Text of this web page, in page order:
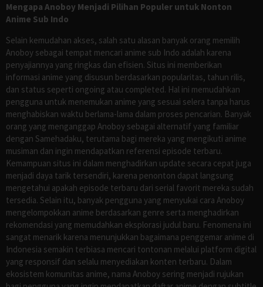
Mengapa Anoboy Menjadi Pilihan Populer untuk Nonton
Anime Sub Indo
Selain kemudahan akses, salah satu alasan banyak orang memilih
Anoboy sebagai tempat mencari anime sub Indo adalah karena
penyajiannya yang ringkas dan efisien. Situs ini memberikan
informasi anime yang disusun berdasarkan popularitas, tahun rilis,
dan status seperti ongoing atau completed. Hal ini memudahkan
pengguna untuk menemukan anime yang sesuai selera tanpa harus
menghabiskan waktu berlama-lama dalam proses pencarian. Banyak
orang yang menganggap Anoboy sebagai alternatif yang familiar
dengan Samehadaku, terutama bagi mereka yang mengikuti anime
musiman dan ingin mendapatkan referensi episode terbaru.
Kemampuan situs ini dalam menghadirkan update secara cepat juga
menjadi daya tarik tersendiri, karena penonton dapat langsung
mengetahui apakah episode terbaru dari serial favorit mereka sudah
tersedia. Selain itu, banyak pengguna yang menyukai cara Anoboy
mengelompokkan anime berdasarkan genre serta menghadirkan
rekomendasi yang memudahkan eksplorasi judul baru. Fenomena ini
sangat menarik karena menunjukkan bagaimana penggemar anime di
Indonesia semakin terbiasa mencari tontonan melalui platform digital
yang responsif dan selalu menyediakan konten terbaru. Dalam
ekosistem komunitas anime, nama Anoboy sering menjadi rujukan